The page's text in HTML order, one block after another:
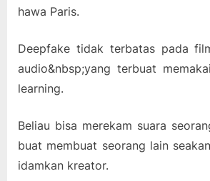
hawa Paris.
Deepfake tidak terbatas pada
audio&nbsp;yang terbuat
learning.
Beliau bisa merekam suara
buat membuat seorang lain
idamkan kreator.